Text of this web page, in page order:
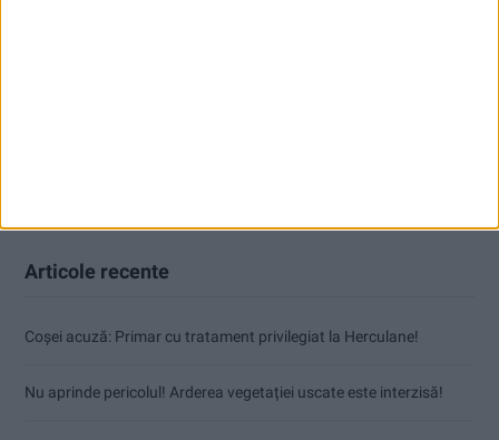
Articole recente
Coșei acuză: Primar cu tratament privilegiat la Herculane!
Nu aprinde pericolul! Arderea vegetației uscate este interzisă!